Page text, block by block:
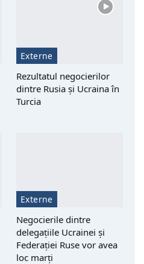
Externe
Rezultatul negocierilor
dintre Rusia și Ucraina în
Turcia
Externe
Negocierile dintre
delegațiile Ucrainei și
Federației Ruse vor avea
loc marți